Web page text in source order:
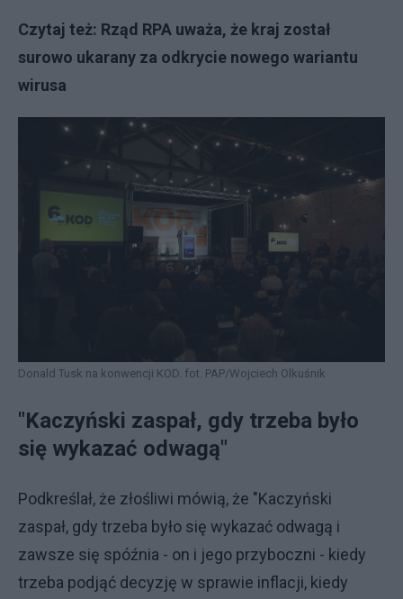
Czytaj też: Rząd RPA uważa, że kraj został
surowo ukarany za odkrycie nowego wariantu
wirusa
Donald Tusk na konwencji KOD. fot. PAP/Wojciech Olkuśnik
"Kaczyński zaspał, gdy trzeba było
się wykazać odwagą"
Podkreślał, że złośliwi mówią, że "Kaczyński
zaspał, gdy trzeba było się wykazać odwagą i
zawsze się spóźnia - on i jego przyboczni - kiedy
trzeba podjąć decyzję w sprawie inflacji, kiedy